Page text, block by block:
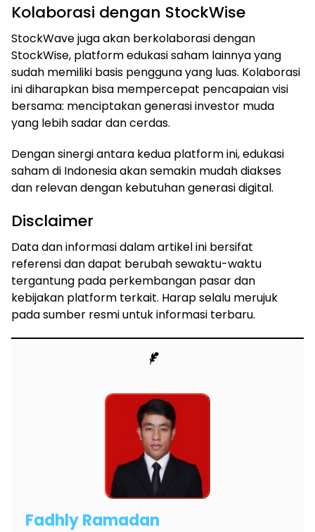
Kolaborasi dengan StockWise
StockWave juga akan berkolaborasi dengan
StockWise, platform edukasi saham lainnya yang
sudah memiliki basis pengguna yang luas. Kolaborasi
ini diharapkan bisa mempercepat pencapaian visi
bersama: menciptakan generasi investor muda
yang lebih sadar dan cerdas.
Dengan sinergi antara kedua platform ini, edukasi
saham di Indonesia akan semakin mudah diakses
dan relevan dengan kebutuhan generasi digital.
Disclaimer
Data dan informasi dalam artikel ini bersifat
referensi dan dapat berubah sewaktu-waktu
tergantung pada perkembangan pasar dan
kebijakan platform terkait. Harap selalu merujuk
pada sumber resmi untuk informasi terbaru.
Fadhly Ramadan